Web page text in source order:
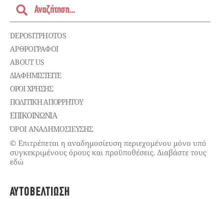
DEPOSITPHOTOS
ΑΡΘΡΟΓΡΑΦΟΙ
ABOUT US
ΔΙΑΦΗΜΙΣΤΕΊΤΕ
ΌΡΟΙ ΧΡΉΣΗΣ
ΠΟΛΙΤΙΚΉ ΑΠΟΡΡΉΤΟΥ
ΕΠΙΚΟΙΝΩΝΊΑ
ΌΡΟΙ ΑΝΑΔΗΜΟΣΙΕΥΣΗΣ
© Επιτρέπεται η αναδημοσίευση περιεχομένου μόνο υπό
συγκεκριμένους όρους και προϋποθέσεις. Διαβάστε τους
εδώ
ΑΥΤΟΒΕΛΤΊΩΣΗ